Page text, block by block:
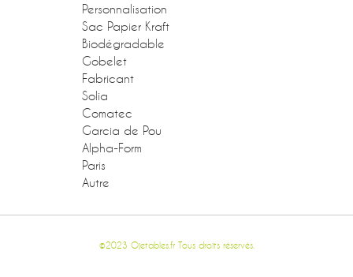
Personnalisation
Sac Papier Kraft
Biodégradable
Gobelet
Fabricant
Solia
Comatec
Garcia de Pou
Alpha-Form
Paris
Autre
©2023 Ojetables.fr Tous droits réservés.